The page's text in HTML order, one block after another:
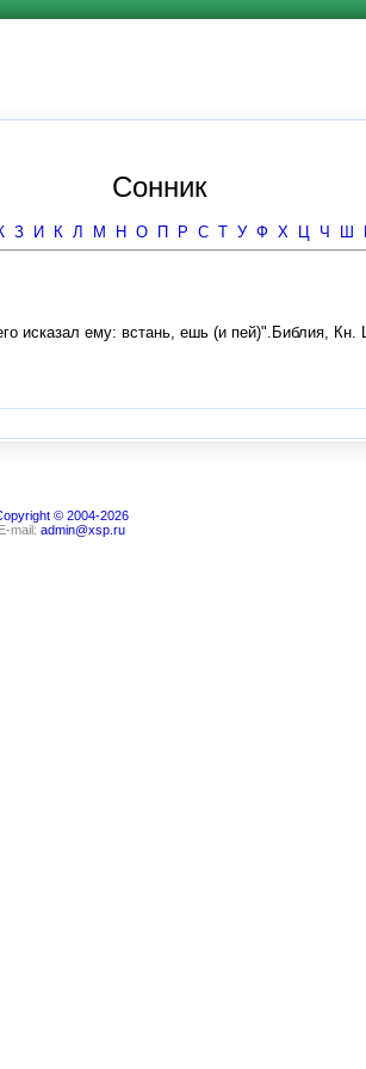
Сонник
З И К Л М Н О П Р С Т У Ф Х Ц Ч Ш
исказал ему: встань, ешь (и пей)".Библия, Кн.
© 2004-2026
E-mail: admin@xsp.ru